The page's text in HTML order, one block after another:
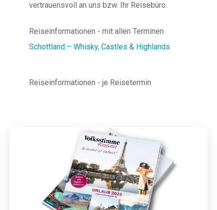
vertrauensvoll an uns bzw. Ihr Reisebüro.
Reiseinformationen - mit allen Terminen
Schottland – Whisky, Castles & Highlands
Reiseinformationen - je Reisetermin